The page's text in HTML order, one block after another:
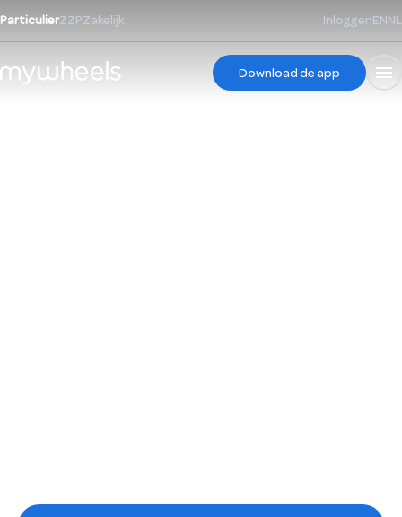
ParticulierZZPZakelijk InloggenENNL
Download de app